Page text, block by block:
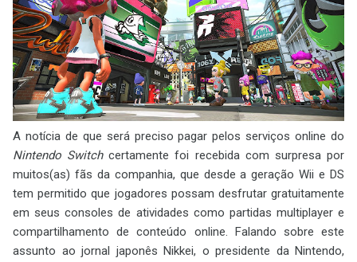
A notícia de que será preciso pagar pelos serviços online do
Nintendo Switchcertamente foi recebida com surpresa por
muitos(as) fãs da companhia, que desde a geração Wii e DS
tem permitido que jogadores possam desfrutar gratuitamente
em seus consoles de atividades como partidas multiplayer e
compartilhamento de conteúdo online. Falando sobre este
assunto ao jornal japonês Nikkei, o presidente da Nintendo,